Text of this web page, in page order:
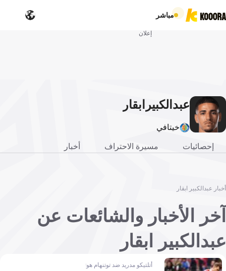
مباشر
إعلان
عبدالكبير ابقار
خيتافي
إحصائيات مسيرة الاحتراف أخبار
أخبار عبدالكبير ابقار
آخر الأخبار والشائعات عن
عبدالكبير ابقار
أتلتيكو مدريد ضد توتنهام هوتسبير